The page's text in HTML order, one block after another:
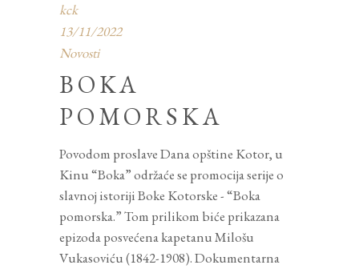
kck
13/11/2022
Novosti
BOKA
POMORSKA
Povodom proslave Dana opštine Kotor, u
Kinu “Boka” održaće se promocija serije o
slavnoj istoriji Boke Kotorske - “Boka
pomorska.” Tom prilikom biće prikazana
epizoda posvećena kapetanu Milošu
Vukasoviću (1842-1908). Dokumentarna